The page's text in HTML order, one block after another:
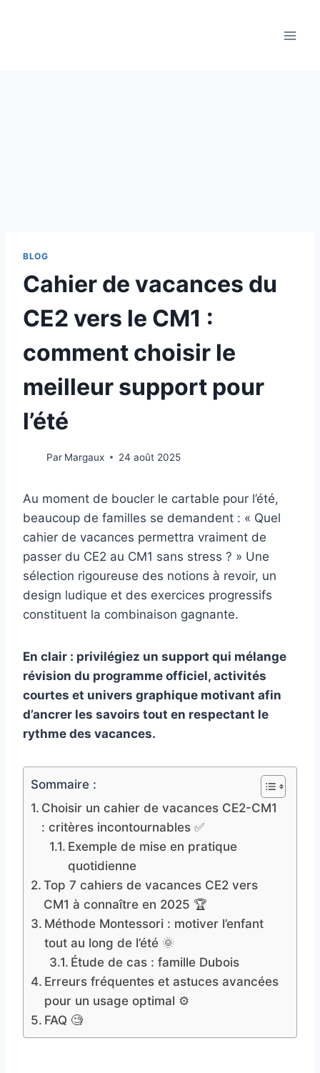
BLOG
Cahier de vacances du
CE2 vers le CM1 :
comment choisir le
meilleur support pour
l’été
Par Margaux 24 août 2025
Au moment de boucler le cartable pour l’été,
beaucoup de familles se demandent : « Quel
cahier de vacances permettra vraiment de
passer du CE2 au CM1 sans stress ? » Une
sélection rigoureuse des notions à revoir, un
design ludique et des exercices progressifs
constituent la combinaison gagnante.
En clair : privilégiez un support qui mélange
révision du programme officiel, activités
courtes et univers graphique motivant afin
d’ancrer les savoirs tout en respectant le
rythme des vacances.
Sommaire :
Choisir un cahier de vacances CE2-CM1
: critères incontournables ✅
Exemple de mise en pratique
quotidienne
Top 7 cahiers de vacances CE2 vers
CM1 à connaître en 2025 🏆
Méthode Montessori : motiver l’enfant
tout au long de l’été 🌞
Étude de cas : famille Dubois
Erreurs fréquentes et astuces avancées
pour un usage optimal ⚙️
FAQ 🧐